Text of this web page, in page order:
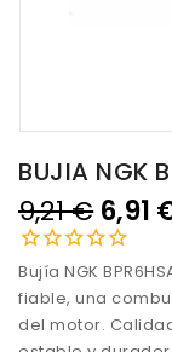
BUJIA NGK
9,21 € 6,91
Bujía NGK
fiable, una
del motor.